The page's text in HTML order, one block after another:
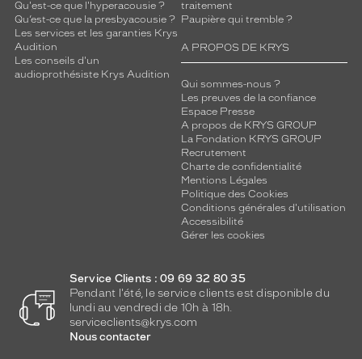
Qu'est-ce que l'hyperacousie ?
Qu’est-ce que la presbyacousie ?
Les services et les garanties Krys
Audition
Les conseils d'un
audioprothésiste Krys Audition
traitement
Paupière qui tremble ?
A PROPOS DE KRYS
Qui sommes-nous ?
Les preuves de la confiance
Espace Presse
A propos de KRYS GROUP
La Fondation KRYS GROUP
Recrutement
Charte de confidentialité
Mentions Légales
Politique des Cookies
Conditions générales d'utilisation
Accessibilité
Gérer les cookies
Service Clients : 09 69 32 80 35
Pendant l'été, le service clients est disponible du
lundi au vendredi de 10h à 18h.
serviceclients@krys.com
Nous contacter